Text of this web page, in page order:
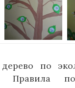
по
Правила